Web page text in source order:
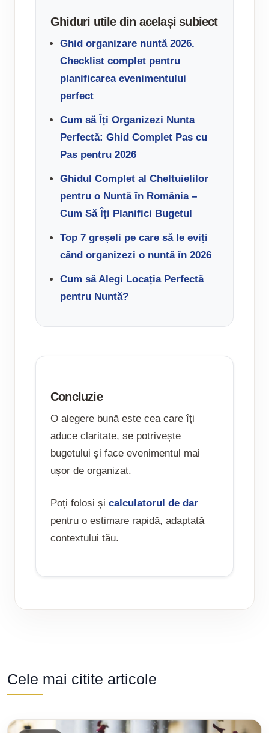
Ghiduri utile din același subiect
Ghid organizare nuntă 2026.
Checklist complet pentru
planificarea evenimentului
perfect
Cum să Îți Organizezi Nunta
Perfectă: Ghid Complet Pas cu
Pas pentru 2026
Ghidul Complet al Cheltuielilor
pentru o Nuntă în România –
Cum Să Îți Planifici Bugetul
Top 7 greșeli pe care să le eviți
când organizezi o nuntă în 2026
Cum să Alegi Locația Perfectă
pentru Nuntă?
Concluzie
O alegere bună este cea care îți
aduce claritate, se potrivește
bugetului și face evenimentul mai
ușor de organizat.
Poți folosi și calculatorul de dar
pentru o estimare rapidă, adaptată
contextului tău.
Cele mai citite articole